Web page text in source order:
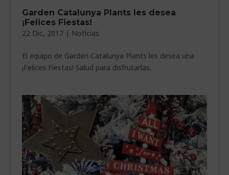
Garden Catalunya Plants les desea
¡Felices Fiestas!
22 Dic, 2017| Notícias
El equipo de Garden Catalunya Plants les desea una
¡Felices Fiestas! Salud para disfrutarlas.